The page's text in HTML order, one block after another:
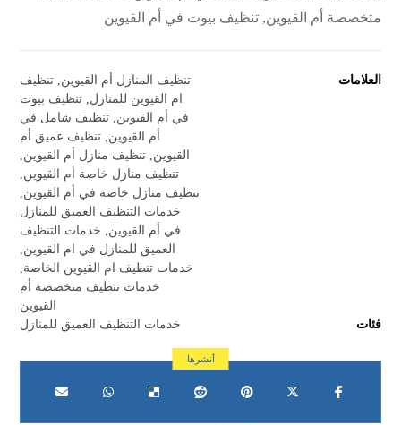
متخصصة أم القيوين, تنظيف بيوت في أم القيوين
العلامات تنظيف المنازل أم القيوين تنظيف
ام القيوين للمنازل تنظيف بيوت
في أم القيوين تنظيف شامل في
أم القيوين تنظيف عميق أم
القيوين تنظيف منازل أم القيوين
تنظيف منازل خاصة أم القيوين
تنظيف منازل خاصة في أم القيوين
خدمات التنظيف العميق للمنازل
في أم القيوين
خدمات التنظيف
العميق للمنازل في ام القيوين
خدمات تنظيف ام القيوين الخاصة
خدمات تنظيف متخصصة أم
القيوين
فئات
خدمات التنظيف العميق للمنازل